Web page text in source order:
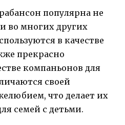
популярна не
во многих других
в качестве
прекрасно
компаньонов для
своей
что делает их
семей с детьми.